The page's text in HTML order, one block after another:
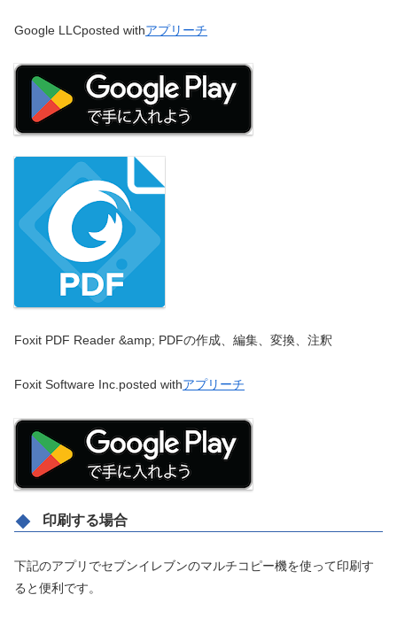
Google LLCposted withアプリーチ
Foxit PDF Reader &amp; PDFの作成、編集、変換、注釈
Foxit Software Inc.posted withアプリーチ
印刷する場合
下記のアプリでセブンイレブンのマルチコピー機を使って印刷す
ると便利です。